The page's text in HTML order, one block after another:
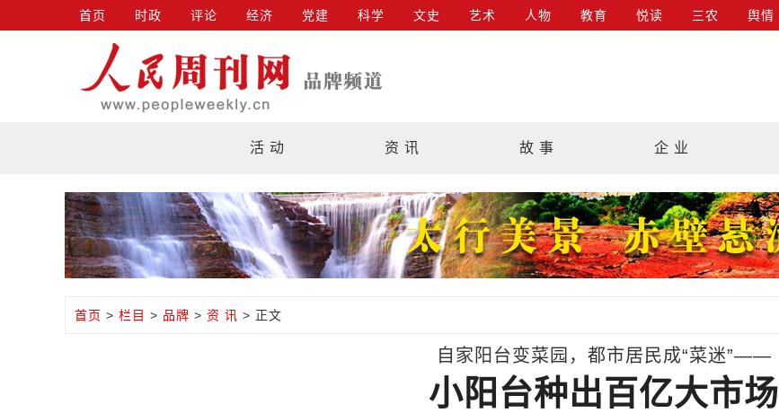
首页 时政 评论 经济 党建 科学 文史 艺术 人物 教育 悦读 三农 舆情
活 动 资 讯 故 事 企 业
首页 > 栏目 > 品牌 > 资 讯 > 正文
自家阳台变菜园，都市居民成“菜迷”——
小阳台种出百亿大市场